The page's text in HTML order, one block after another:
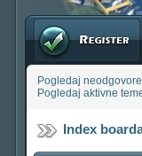
Registruj se
Pogledaj
Pogledaj aktivne
Index